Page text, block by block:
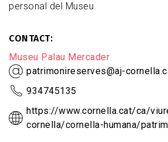
personal del Museu.
CONTACT
Museu Palau Mercader
patrimonireserves@aj-
934745135
https://www.cornella.cat/ca/
cornella/cornella-humana/